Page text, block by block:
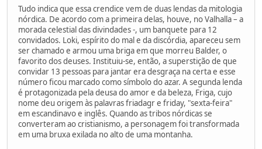
Tudo indica que essa crendice vem de duas lendas da mitologia
nórdica. De acordo com a primeira delas, houve, no Valhalla – a
morada celestial das divindades -, um banquete para 12
convidados. Loki, espírito do mal e da discórdia, apareceu sem
ser chamado e armou uma briga em que morreu Balder, o
favorito dos deuses. Instituiu-se, então, a superstição de que
convidar 13 pessoas para jantar era desgraça na certa e esse
número ficou marcado como símbolo do azar. A segunda lenda
é protagonizada pela deusa do amor e da beleza, Friga, cujo
nome deu origem às palavras friadagr e friday, "sexta-feira"
em escandinavo e inglês. Quando as tribos nórdicas se
converteram ao cristianismo, a personagem foi transformada
em uma bruxa exilada no alto de uma montanha.